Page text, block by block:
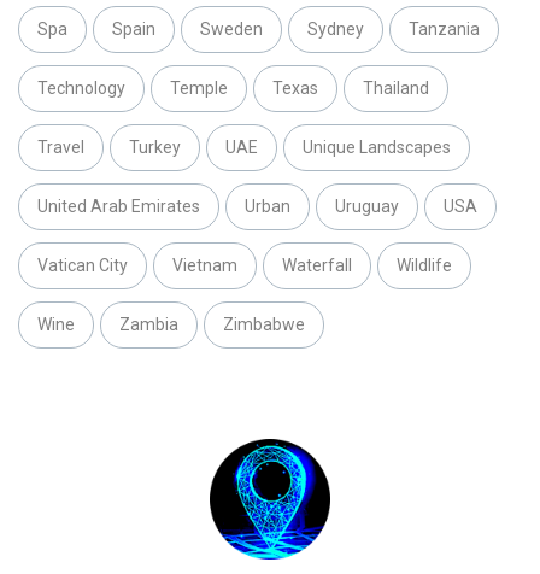
Spa Spain Sweden Sydney Tanzania
Technology Temple Texas Thailand
Travel Turkey UAE Unique Landscapes
United Arab Emirates Urban Uruguay USA
Vatican City Vietnam Waterfall Wildlife
Wine Zambia Zimbabwe